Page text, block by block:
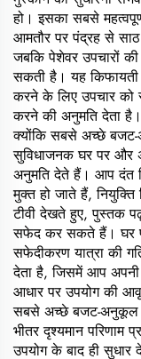
हो। इसका सबसे
आमतौर पर पंद्रह से
जबकि पेशेवर उपचारों
सकती है। यह किफायती
करने के लिए उपचार को
करने की अनुमति देता
क्योंकि सबसे अच्छे
सुविधाजनक घर पर और
अनुमति देते हैं। आप दंत
मुक्त हो जाते हैं,
टीवी देखते हुए, पुस्तक
सफेद कर सकते हैं। घर
सफेदीकरण यात्रा की
देता है, जिसमें आप
आधार पर उपयोग की
सबसे अच्छे बजट-अनुकूल
भीतर दृश्यमान परिणाम
उपयोग के बाद ही